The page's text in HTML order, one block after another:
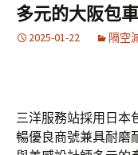
多元的大阪包車
2025-01-22 隔空
三洋服務站採用日本
暢優良商號兼具耐磨